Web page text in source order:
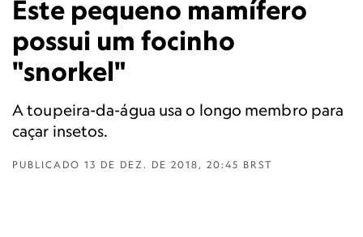
Este pequeno mamífero
possui um focinho
"snorkel"
A toupeira-da-água usa o longo membro para
caçar insetos.
PUBLICADO 13 DE DEZ. DE 2018, 20:45 BRST